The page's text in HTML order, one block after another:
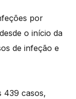
por
o início da
de infeção e
439 casos,